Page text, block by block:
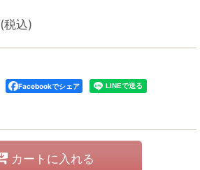
(税込)
Facebookでシェア
カートに入れる